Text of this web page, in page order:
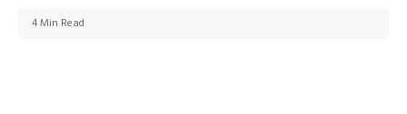
4 Min Read